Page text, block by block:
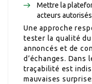
Mettre la
acteurs
Une approche
tester la qualité
annoncés et de
d’échanges. Dans
traçabilité est
mauvaises